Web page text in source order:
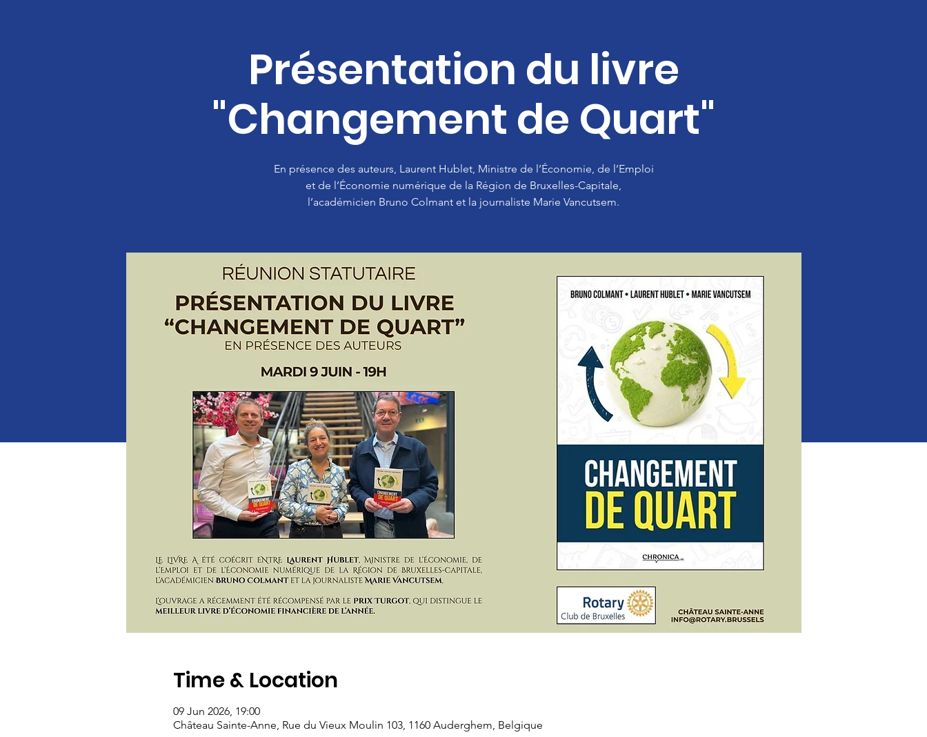
Présentation du livre
"Changement de Quart"
En présence des auteurs, Laurent Hublet, Ministre de l’Économie, de l’Emploi
et de l’Économie numérique de la Région de Bruxelles-Capitale,
l’académicien Bruno Colmant et la journaliste Marie Vancutsem.
Time & Location
09 Jun 2026, 19:00
Château Sainte-Anne, Rue du Vieux Moulin 103, 1160 Auderghem, Belgique